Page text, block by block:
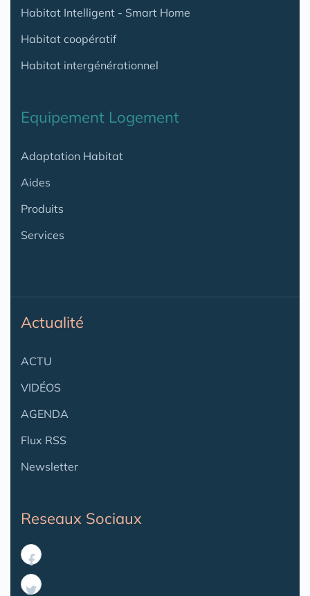
Habitat Intelligent - Smart Home
Habitat coopératif
Habitat intergénérationnel
Equipement Logement
Adaptation Habitat
Aides
Produits
Services
Actualité
ACTU
VIDÉOS
AGENDA
Flux RSS
Newsletter
Reseaux Sociaux